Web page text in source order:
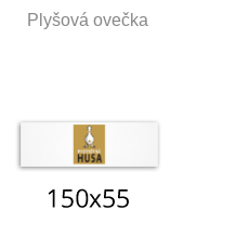
Plyšová ovečka